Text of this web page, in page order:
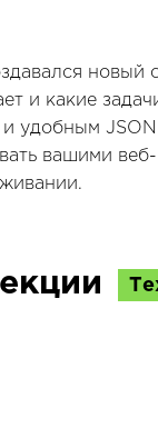
и какие
и удобным
вашими